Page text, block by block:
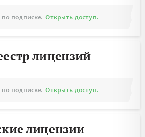
подписке. Открыть доступ.
лицензий
подписке. Открыть доступ.
лицензии